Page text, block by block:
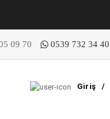
09 70 0539 732 34 40
Giriş /